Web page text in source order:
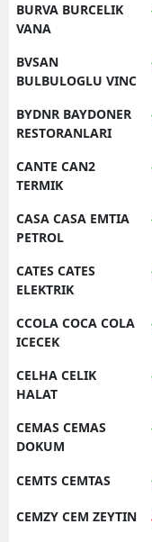
BURVA BURCELIK
VANA
BVSAN
BULBULOGLU VINC
BYDNR BAYDONER
RESTORANLARI
CANTE CAN2
TERMIK
CASA CASA EMTIA
PETROL
CATES CATES
ELEKTRIK
CCOLA COCA COLA
ICECEK
CELHA CELIK
HALAT
CEMAS CEMAS
DOKUM
CEMTS CEMTAS
CEMZY CEM ZEYTIN